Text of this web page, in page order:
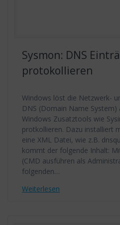
Sysmon: DNS
protokollieren
Windows löst die Netzwerk-
DNS (Domain Name
Windows Zusatztools wie
protkollieren. Dazu installiert
eine XML Datei, wie z.B.
kommt der folgende Inhalt:
(CMD ausführen als
folgenden…
Weiterlesen